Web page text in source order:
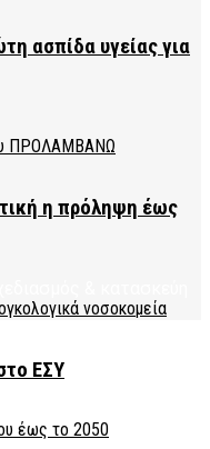
ασπίδα υγείας για
η πρόληψη έως
ΕΣΥ
& κατασκεύη